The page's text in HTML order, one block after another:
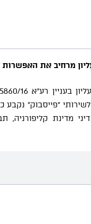
מרחיב את האפשרות
"פייסבוק" נקבע
מדינת